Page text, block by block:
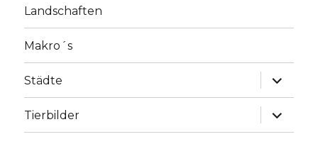
Landschaften
Makro´s
Städte
Tierbilder